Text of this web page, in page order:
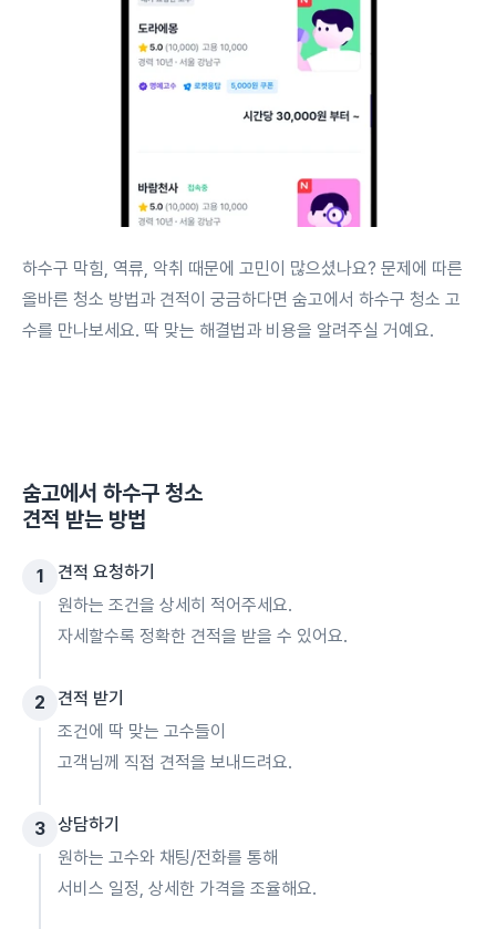
하수구 막힘, 역류, 악취 때문에 고민이 많으셨나요? 문제에 따른
올바른 청소 방법과 견적이 궁금하다면 숨고에서 하수구 청소 고
수를 만나보세요. 딱 맞는 해결법과 비용을 알려주실 거예요.
숨고에서 하수구 청소
견적 받는 방법
1
견적 요청하기
원하는 조건을 상세히 적어주세요.
자세할수록 정확한 견적을 받을 수 있어요.
2
견적 받기
조건에 딱 맞는 고수들이
고객님께 직접 견적을 보내드려요.
3 상담하기
원하는 고수와 채팅/전화를 통해
서비스 일정, 상세한 가격을 조율해요.